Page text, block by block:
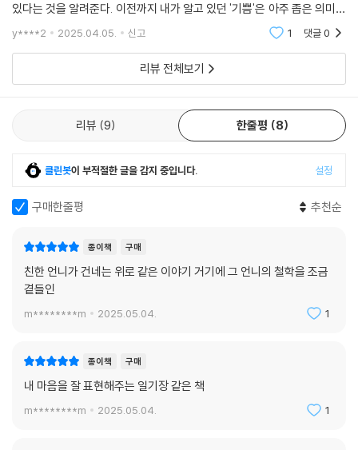
있다는 것을 알려준다. 이전까지 내가 알고 있던 '기쁨'은 아주 좁은 의미의
기쁨이었다는 것을 이 시리즈를 접하면서 느끼는 중이다. 이번 작품 ＜넘
어지는 기쁨＞ 도
y****2 2025.04.05. 신고 1 댓글0
리뷰 전체보기
리뷰 9 한줄평 8
클린봇이 부적절한 글을 감지 중입니다. 설정
구매한줄평 추천순
종이책 구매
친한 언니가 건네는 위로 같은 이야기 거기에 그 언니의 철학을 조금
곁들인
m********m 2025.05.04. 1
종이책 구매
내 마음을 잘 표현해주는 일기장 같은 책
m********m 2025.05.04. 1